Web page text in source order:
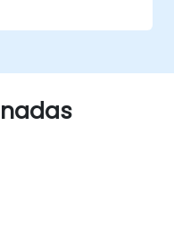
y analizar